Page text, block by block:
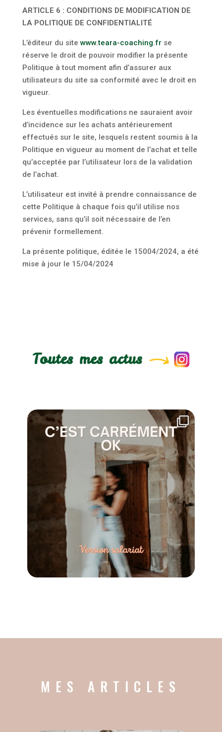
ARTICLE 6 : CONDITIONS DE MODIFICATION DE
LA POLITIQUE DE CONFIDENTIALITÉ
L’éditeur du site www.teara-coaching.fr se
réserve le droit de pouvoir modifier la présente
Politique à tout moment afin d’assurer aux
utilisateurs du site sa conformité avec le droit en
vigueur.
Les éventuelles modifications ne sauraient avoir
d’incidence sur les achats antérieurement
effectués sur le site, lesquels restent soumis à la
Politique en vigueur au moment de l’achat et telle
qu’acceptée par l’utilisateur lors de la validation
de l’achat.
L’utilisateur est invité à prendre connaissance de
cette Politique à chaque fois qu’il utilise nos
services, sans qu’il soit nécessaire de l’en
prévenir formellement.
La présente politique, éditée le 15004/2024, a été
mise à jour le 15/04/2024
Ça serait chouette de dédramatiser les moments de...
23 0
MES ARTICLES